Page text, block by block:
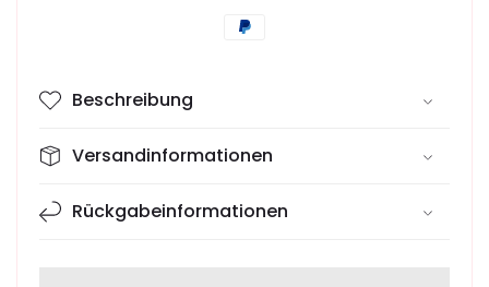
Beschreibung
Versandinformationen
Rückgabeinformationen